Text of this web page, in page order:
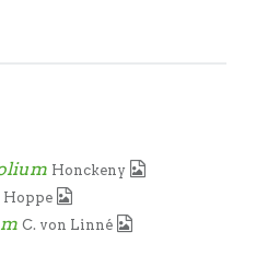
Honckeny
Hoppe
C. von Linné